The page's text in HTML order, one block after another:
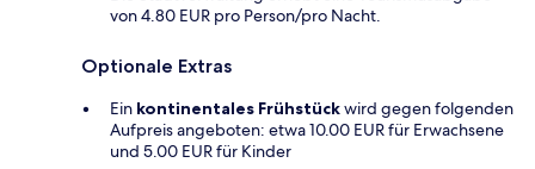
von 4.80 EUR pro Person/pro Nacht.
Optionale Extras
Ein kontinentales Frühstückwird gegen folgenden
Aufpreis angeboten: etwa 10.00 EUR für Erwachsene
und 5.00 EUR für Kinder